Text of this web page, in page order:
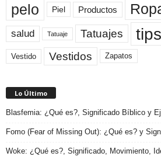
pelo Piel Productos
salud Tatuaje Tatuajes tips
Vestido Vestidos Zapatos
Lo Último
Blasfemia: ¿Qué es?, Significado Bíblico y
Fomo (Fear of Missing Out): ¿Qué es? y
Woke: ¿Qué es?, Significado, Movimiento,